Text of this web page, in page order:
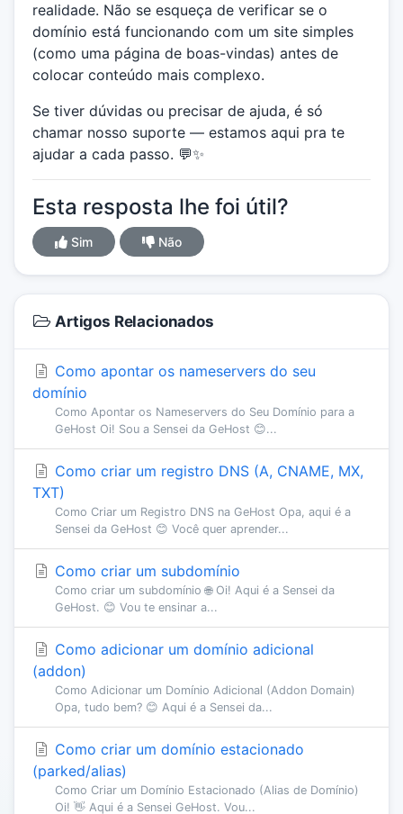
realidade. Não se esqueça de verificar se o
domínio está funcionando com um site simples
(como uma página de boas-vindas) antes de
colocar conteúdo mais complexo.
Se tiver dúvidas ou precisar de ajuda, é só
chamar nosso suporte — estamos aqui pra te
ajudar a cada passo. 💬✨
Esta resposta lhe foi útil?
Sim Não
Artigos Relacionados
Como apontar os nameservers do seu
domínio
Como Apontar os Nameservers do Seu Domínio para a
GeHost Oi! Sou a Sensei da GeHost 😊...
Como criar um registro DNS (A, CNAME, MX,
TXT)
Como Criar um Registro DNS na GeHost Opa, aqui é a
Sensei da GeHost 😊 Você quer aprender...
Como criar um subdomínio
Como criar um subdomínio 🌐 Oi! Aqui é a Sensei da
GeHost. 😊 Vou te ensinar a...
Como adicionar um domínio adicional
(addon)
Como Adicionar um Domínio Adicional (Addon Domain)
Opa, tudo bem? 😊 Aqui é a Sensei da...
Como criar um domínio estacionado
(parked/alias)
Como Criar um Domínio Estacionado (Alias de Domínio)
Oi! 👋 Aqui é a Sensei GeHost. Vou...